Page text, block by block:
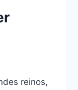
reinos,